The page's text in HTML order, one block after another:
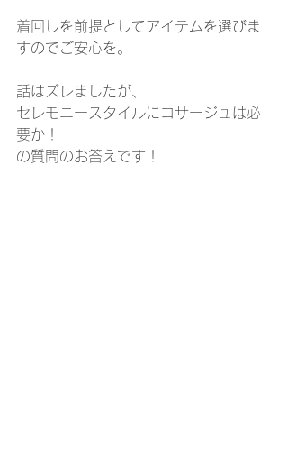
着回しを前提としてアイテムを選びま
すのでご安心を。
話はズレましたが、
セレモニースタイルにコサージュは必
要か！
の質問のお答えです！